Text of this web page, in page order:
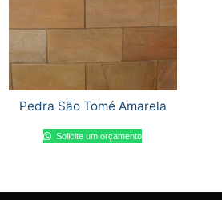
Pedra São Tomé Amarela
Solicite um orçamento